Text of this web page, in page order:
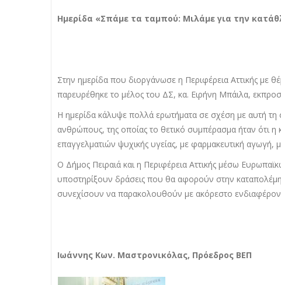
Ημερίδα «Σπάμε τα ταμπού: Μιλάμε για την
Στην ημερίδα που διοργάνωσε η Περιφέρεια Αττικής με
παρευρέθηκε το μέλος του ΔΣ, κα. Ειρήνη Μπάιλα,
H ημερίδα κάλυψε πολλά ερωτήματα σε σχέση με αυτή
ανθρώπους, της οποίας το θετικό συμπέρασμα ήταν ότι η
επαγγελματιών ψυχικής υγείας, με φαρμακευτική
Ο Δήμος Πειραιά και η Περιφέρεια Αττικής μέσω
υποστηρίξουν δράσεις που θα αφορούν στην
συνεχίσουν να παρακολουθούν με ακόρεστο
Ιωάννης Κων. Μαστρονικόλας, Πρόεδρος ΒΕΠ